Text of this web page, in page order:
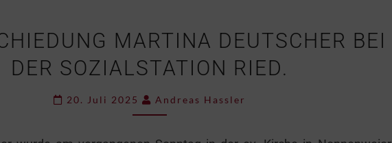
MARTINA DEUTSCHER BEI
DER SOZIALSTATION RIED.
20. Juli 2025 Andreas Hassler